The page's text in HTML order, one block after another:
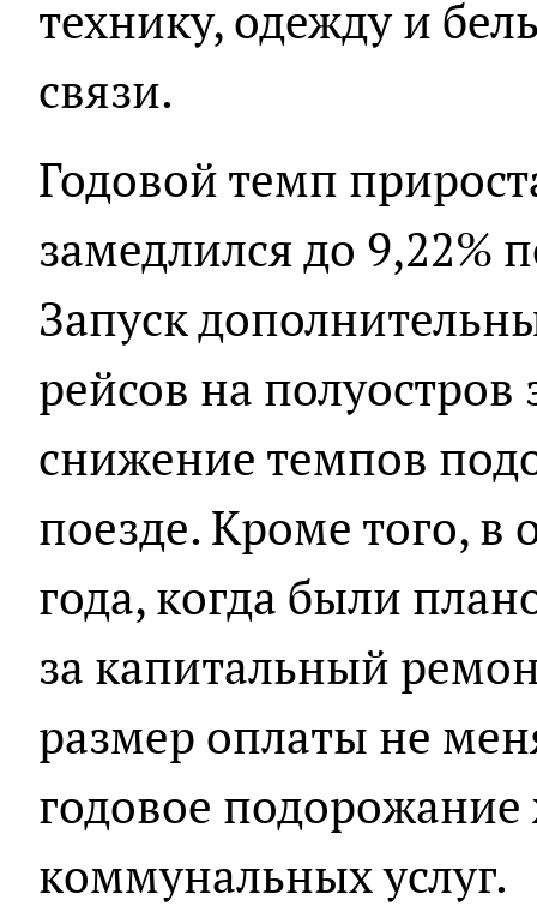
технику, одежду и
связи.
Годовой темп
замедлился до 9,22%
Запуск
рейсов на
снижение темпов
поезде. Кроме того, в
года, когда были
за капитальный
размер оплаты не
годовое
коммунальных услуг.